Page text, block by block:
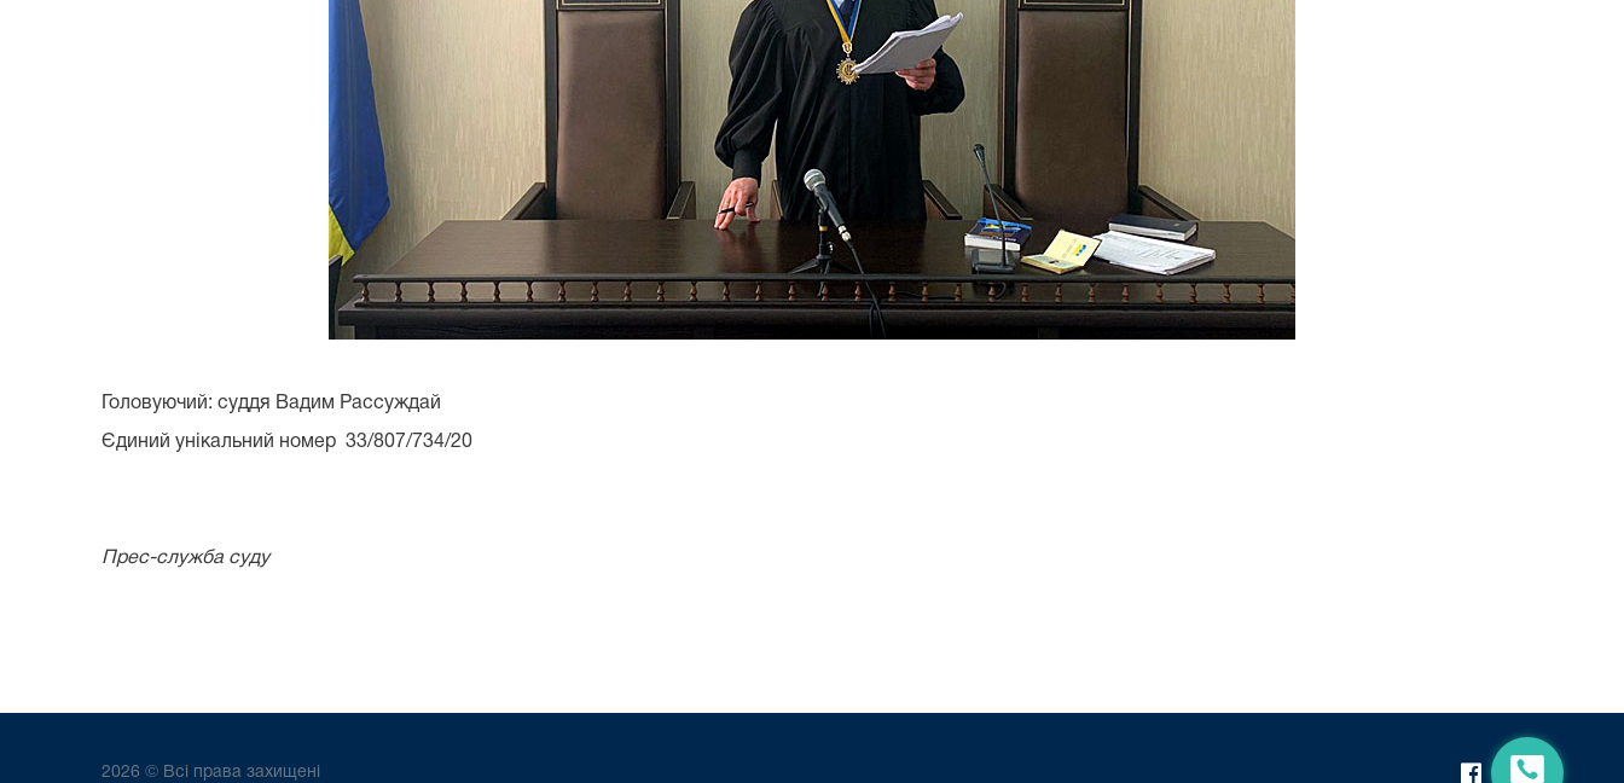
Головуючий: суддя Вадим Рассуждай
Єдиний унікальний номер 33/807/734/20
Прес-служба суду
2026 © Всі права захищені